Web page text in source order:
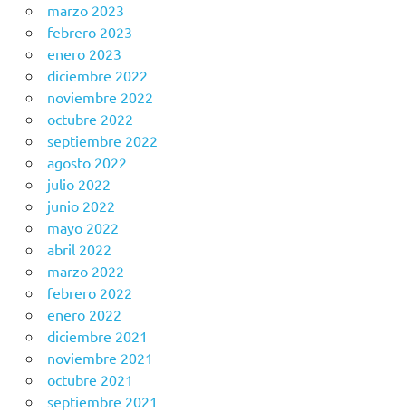
marzo 2023
febrero 2023
enero 2023
diciembre 2022
noviembre 2022
octubre 2022
septiembre 2022
agosto 2022
julio 2022
junio 2022
mayo 2022
abril 2022
marzo 2022
febrero 2022
enero 2022
diciembre 2021
noviembre 2021
octubre 2021
septiembre 2021